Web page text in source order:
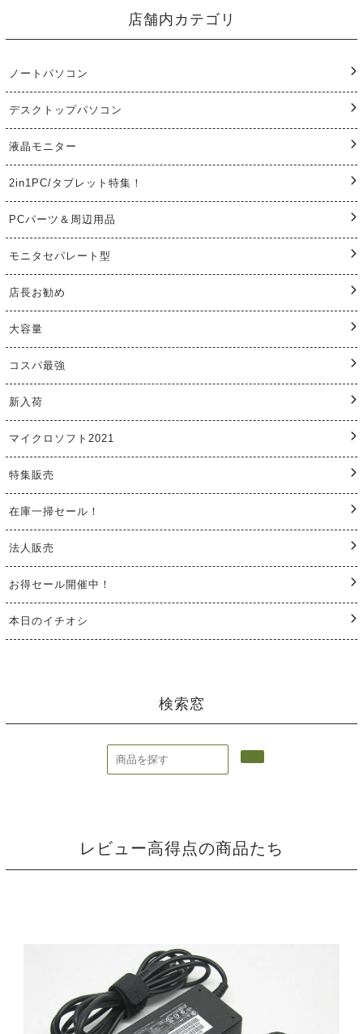
店舗内カテゴリ
ノートパソコン
デスクトップパソコン
液晶モニター
2in1PC/タブレット特集！
PCパーツ＆周辺用品
モニタセパレート型
店長お勧め
大容量
コスパ最強
新入荷
マイクロソフト2021
特集販売
在庫一掃セール！
法人販売
お得セール開催中！
本日のイチオシ
検索窓
レビュー高得点の商品たち